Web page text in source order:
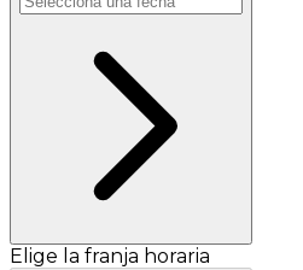
Elige la franja horaria